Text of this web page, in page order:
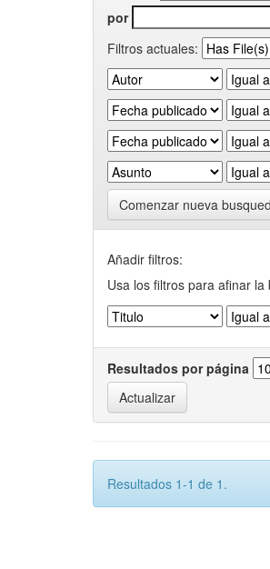
por
Filtros actuales:
Comenzar nueva
Añadir filtros:
Usa los filtros para afinar la
Resultados por página
Resultados 1-1 de 1.